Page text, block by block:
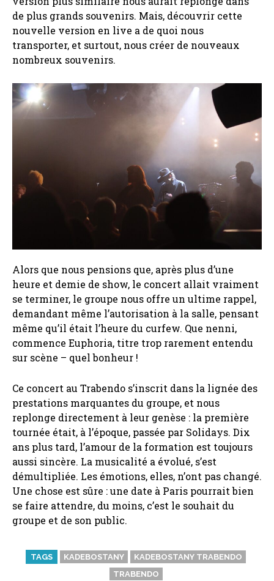
de plus grands souvenirs. Mais, découvrir cette
nouvelle version en live a de quoi nous
transporter, et surtout, nous créer de nouveaux
nombreux souvenirs.
Alors que nous pensions que, après plus d’une
heure et demie de show, le concert allait vraiment
se terminer, le groupe nous offre un ultime rappel,
demandant même l’autorisation à la salle, pensant
même qu’il était l’heure du curfew. Que nenni,
commence Euphoria, titre trop rarement entendu
sur scène – quel bonheur !
Ce concert au Trabendo s’inscrit dans la lignée des
prestations marquantes du groupe, et nous
replonge directement à leur genèse : la première
tournée était, à l’époque, passée par Solidays. Dix
ans plus tard, l’amour de la formation est toujours
aussi sincère. La musicalité a évolué, s’est
démultipliée. Les émotions, elles, n’ont pas changé.
Une chose est sûre : une date à Paris pourrait bien
se faire attendre, du moins, c’est le souhait du
groupe et de son public.
TAGS KADEBOSTANY
KADEBOSTANY TRABENDO
TRABENDO